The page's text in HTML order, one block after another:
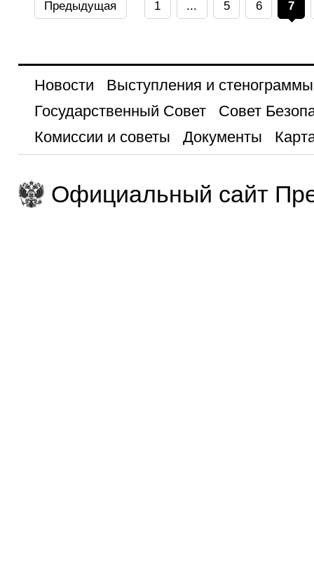
Предыдущая 1 ... 5 6 7
Новости
Выступления и стенограммы
Государственный Совет
Совет
Комиссии и советы
Документы
Официальный сайт